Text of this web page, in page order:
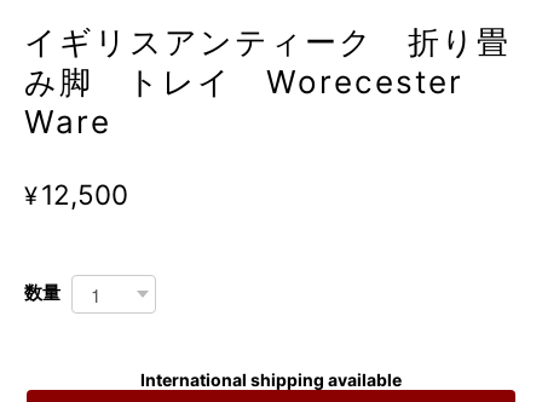
イギリスアンティーク 折り畳
み脚 トレイ Worecester
Ware
¥12,500
数量
International shipping available